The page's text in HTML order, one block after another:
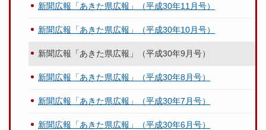
新聞広報「あきた県広報」（平成30年11月号）
新聞広報「あきた県広報」（平成30年10月号）
新聞広報「あきた県広報」（平成30年9月号）
新聞広報「あきた県広報」（平成30年8月号）
新聞広報「あきた県広報」（平成30年7月号）
新聞広報「あきた県広報」（平成30年6月号）